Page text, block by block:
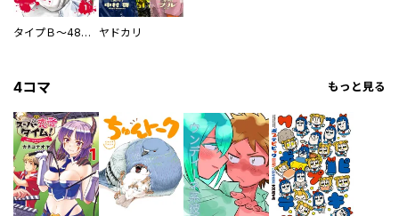
タイプＢ～48時間後、致死率100％～【単話】 ヤドカリ
4コマ もっと見る